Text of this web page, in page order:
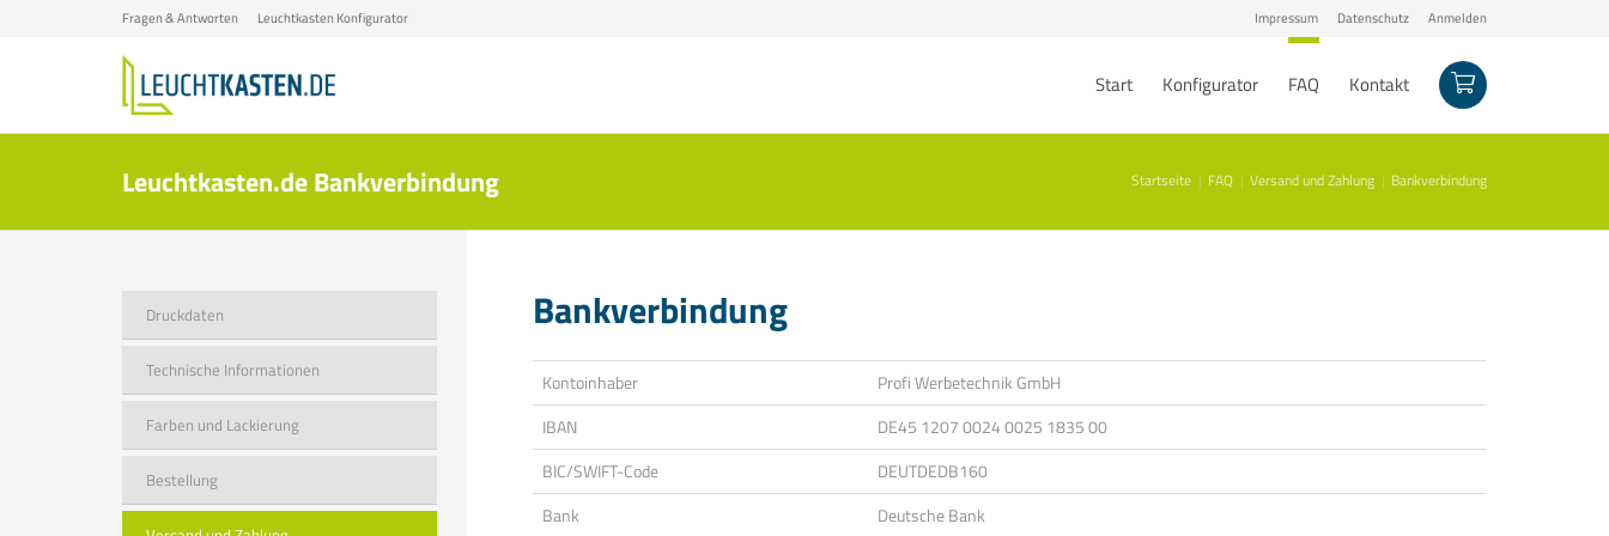
Fragen & Antworten Leuchtkasten Konfigurator Impressum Datenschutz Anmelden
Start Konfigurator FAQ Kontakt
Leuchtkasten.de Bankverbindung Startseite FAQ Versand und Zahlung Bankverbindung
Bankverbindung
Kontoinhaber
Profi Werbetechnik GmbH
IBAN
DE45 1207 0024 0025 1835 00
BIC/SWIFT-Code
DEUTDEDB160
Bank
Deutsche Bank
Druckdaten
Technische Informationen
Farben und Lackierung
Bestellung